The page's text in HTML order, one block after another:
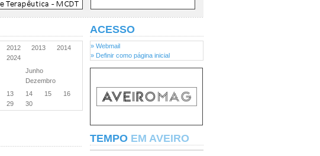
2012 2013
2014
2024
Junho
Dezembro
13 14 15
16
29 30
ACESSO
» Webmail
» Definir como página inicial
TEMPO EM AVEIRO